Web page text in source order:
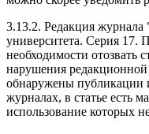
3.13.2. Редакция
университета. Серия 17.
необходимости отозвать
нарушения
обнаружены публикации
журналах, в статье есть
использование которых